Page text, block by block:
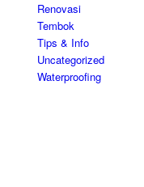
Renovasi
Tembok
Tips & Info
Uncategorized
Waterproofing